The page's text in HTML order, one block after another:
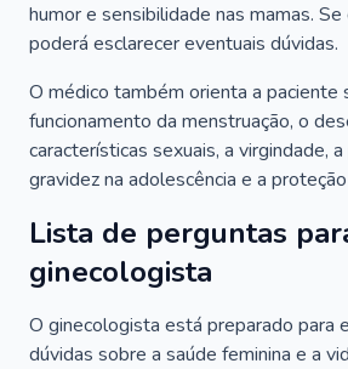
humor e sensibilidade nas mamas.
poderá esclarecer eventuais dúvidas.
O médico também orienta a paciente
funcionamento da menstruação, o
características sexuais, a virgindade,
gravidez na adolescência e a
Lista de perguntas
ginecologista
O ginecologista está preparado para
dúvidas sobre a saúde feminina e a